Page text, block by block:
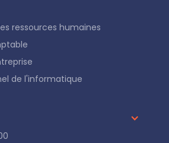
ressources humaines
de l'informatique